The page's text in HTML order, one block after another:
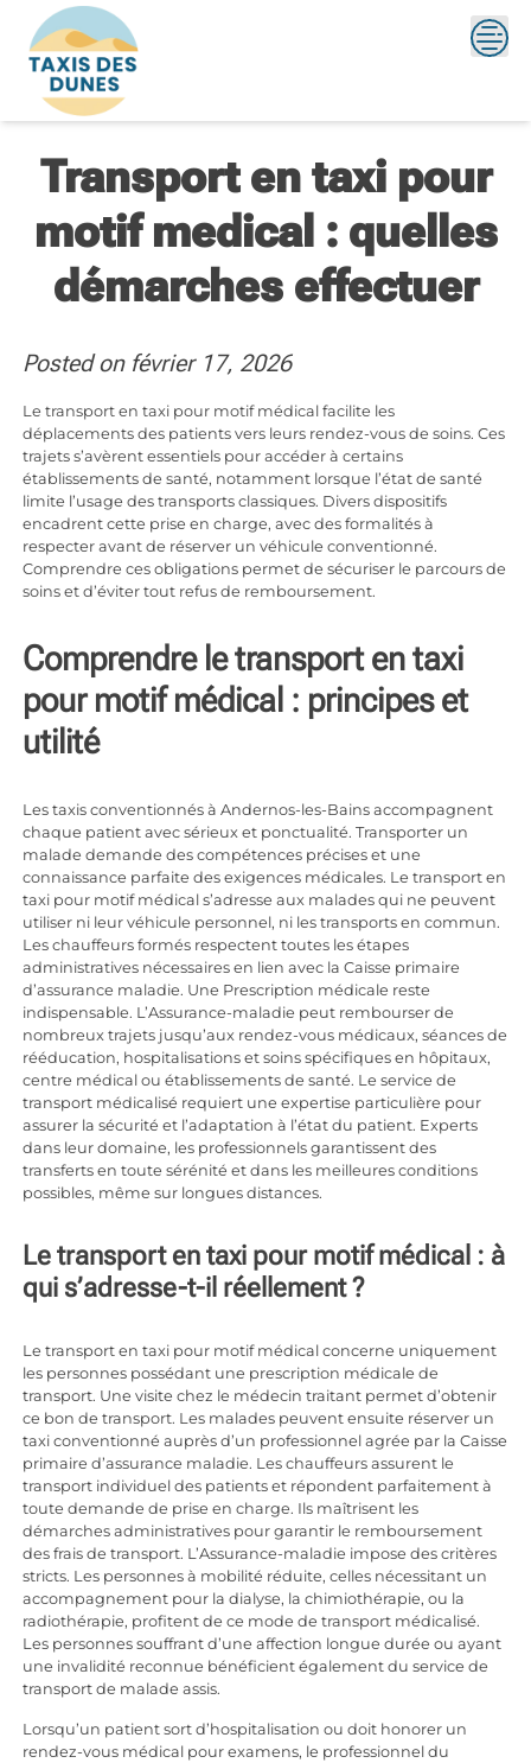
content
Transport en taxi pour
motif medical : quelles
démarches effectuer
Posted on février 17, 2026
Le transport en taxi pour motif médical facilite les
déplacements des patients vers leurs rendez-vous de soins. Ces
trajets s’avèrent essentiels pour accéder à certains
établissements de santé, notamment lorsque l’état de santé
limite l’usage des transports classiques. Divers dispositifs
encadrent cette prise en charge, avec des formalités à
respecter avant de réserver un véhicule conventionné.
Comprendre ces obligations permet de sécuriser le parcours de
soins et d’éviter tout refus de remboursement.
Comprendre le transport en taxi
pour motif médical : principes et
utilité
Lestaxis conventionnés à Andernos-les-Bains accompagnent
chaque patient avec sérieux et ponctualité. Transporter un
malade demande des compétences précises et une
connaissance parfaite des exigences médicales. Le transport en
taxi pour motif médical s’adresse aux malades qui ne peuvent
utiliser ni leur véhicule personnel, ni les transports en commun.
Les chauffeurs formés respectent toutes les étapes
administratives nécessaires en lien avec la Caisse primaire
d’assurance maladie. Une Prescription médicale reste
indispensable. L’Assurance-maladie peut rembourser de
nombreux trajets jusqu’aux rendez-vous médicaux, séances de
rééducation, hospitalisations et soins spécifiques en hôpitaux,
centre médical ou établissements de santé. Le service de
transport médicalisé requiert une expertise particulière pour
assurer la sécurité et l’adaptation à l’état du patient. Experts
dans leur domaine, les professionnels garantissent des
transferts en toute sérénité et dans les meilleures conditions
possibles, même sur longues distances.
Le transport en taxi pour motif médical : à
qui s’adresse-t-il réellement ?
Le transport en taxi pour motif médical concerne uniquement
les personnes possédant une prescription médicale de
transport. Une visite chez le médecin traitant permet d’obtenir
ce bon de transport. Les malades peuvent ensuite réserver un
taxi conventionné auprès d’un professionnel agrée par la Caisse
primaire d’assurance maladie. Les chauffeurs assurent le
transport individuel des patients et répondent parfaitement à
toute demande de prise en charge. Ils maîtrisent les
démarches administratives pour garantir le remboursement
des frais de transport. L’Assurance-maladie impose des critères
stricts. Les personnes à mobilité réduite, celles nécessitant un
accompagnement pour la dialyse, la chimiothérapie, ou la
radiothérapie, profitent de ce mode de transport médicalisé.
Les personnes souffrant d’une affection longue durée ou ayant
une invalidité reconnue bénéficient également du service de
transport de malade assis.
Lorsqu’un patient sort d’hospitalisation ou doit honorer un
rendez-vous médical pour examens, le professionnel du